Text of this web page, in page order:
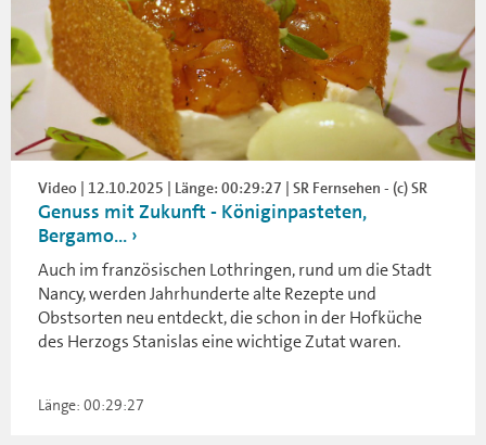
Video | 12.10.2025 | Länge: 00:29:27 | SR Fernsehen - (c) SR
Genuss mit Zukunft - Königinpasteten,
Bergamo...
Auch im französischen Lothringen, rund um die Stadt
Nancy, werden Jahrhunderte alte Rezepte und
Obstsorten neu entdeckt, die schon in der Hofküche
des Herzogs Stanislas eine wichtige Zutat waren.
Länge: 00:29:27